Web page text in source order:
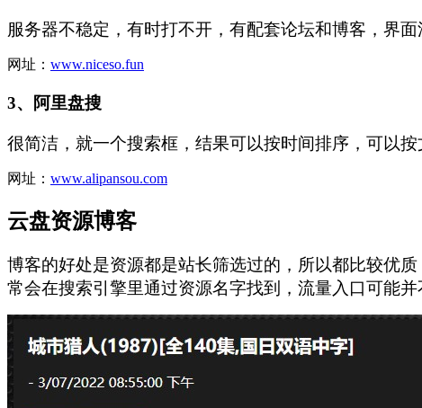
服务器不稳定，有时打不开，有配套论坛和博客，界
网址： www.niceso.fun
3、 阿里盘搜
很简洁，就一个搜索框，结果可以按时间排序，可以
网址： www.alipansou.com
云盘资源博客
博客的好处是资源都是站长筛选过的，所以都比较优
常会在搜索引擎里通过资源名字找到，流量入口可能并